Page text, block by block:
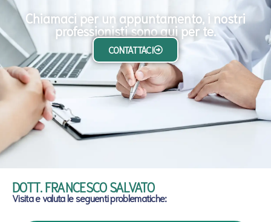
Chiamaci per un appuntamento, i nostri
professionisti sono qui per te.
CONTATTACI
DOTT. FRANCESCO SALVATO
Visita e valuta le seguenti problematiche: